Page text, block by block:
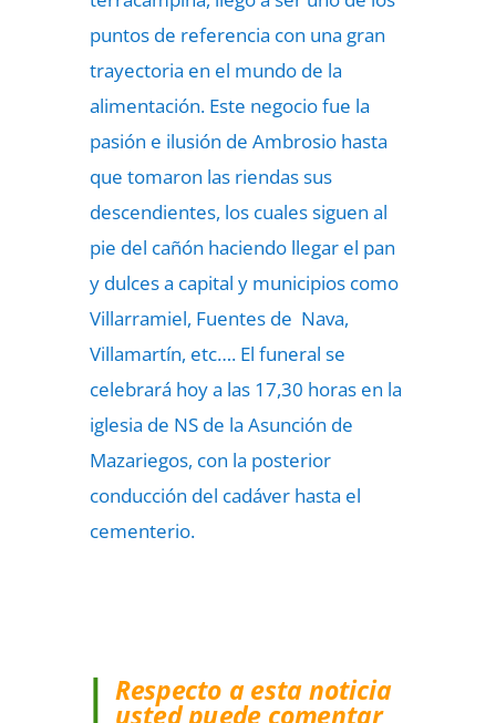
puntos de referencia con una gran
trayectoria en el mundo de la
alimentación. Este negocio fue la
pasión e ilusión de Ambrosio hasta
que tomaron las riendas sus
descendientes, los cuales siguen al
pie del cañón haciendo llegar el pan
y dulces a capital y municipios como
Villarramiel, Fuentes de Nava,
Villamartín, etc…. El funeral se
celebrará hoy a las 17,30 horas en la
iglesia de NS de la Asunción de
Mazariegos, con la posterior
conducción del cadáver hasta el
cementerio.
Respecto a esta noticia
usted puede comentar